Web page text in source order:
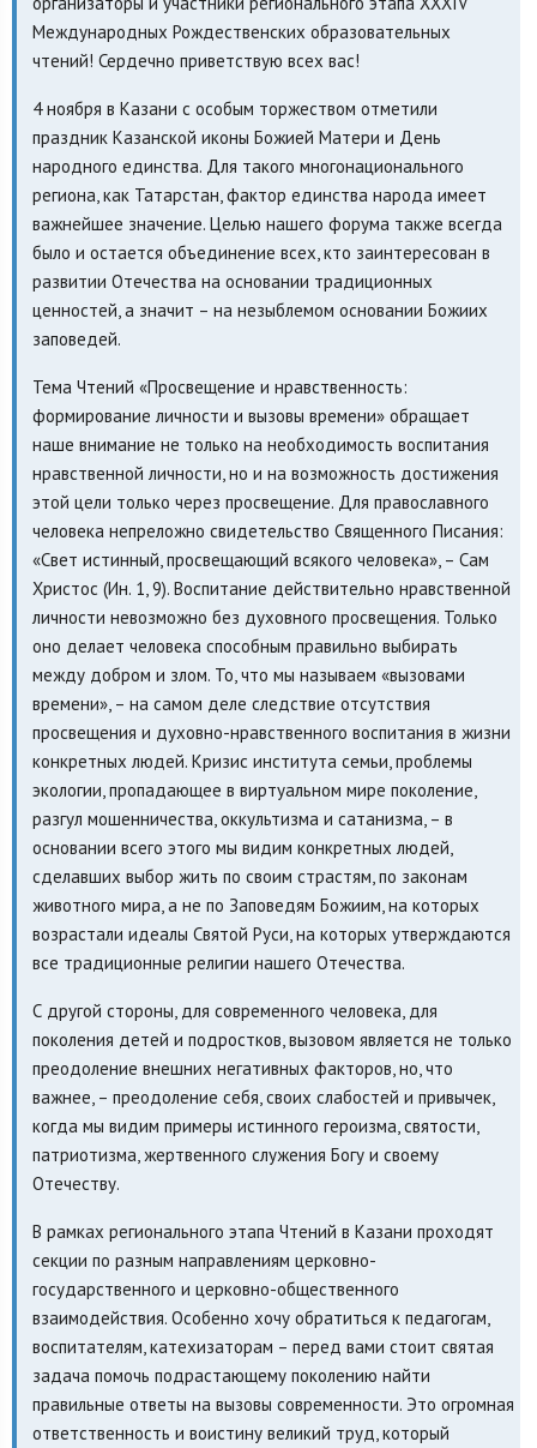
Международных Рождественских образовательных
чтений! Сердечно приветствую всех вас!
4 ноября в Казани с особым торжеством отметили
праздник Казанской иконы Божией Матери и День
народного единства. Для такого многонационального
региона, как Татарстан, фактор единства народа имеет
важнейшее значение. Целью нашего форума также всегда
было и остается объединение всех, кто заинтересован в
развитии Отечества на основании традиционных
ценностей, а значит – на незыблемом основании Божиих
заповедей.
Тема Чтений «Просвещение и нравственность:
формирование личности и вызовы времени» обращает
наше внимание не только на необходимость воспитания
нравственной личности, но и на возможность достижения
этой цели только через просвещение. Для православного
человека непреложно свидетельство Священного Писания:
«Свет истинный, просвещающий всякого человека», – Сам
Христос (Ин. 1, 9). Воспитание действительно нравственной
личности невозможно без духовного просвещения. Только
оно делает человека способным правильно выбирать
между добром и злом. То, что мы называем «вызовами
времени», – на самом деле следствие отсутствия
просвещения и духовно-нравственного воспитания в жизни
конкретных людей. Кризис института семьи, проблемы
экологии, пропадающее в виртуальном мире поколение,
разгул мошенничества, оккультизма и сатанизма, – в
основании всего этого мы видим конкретных людей,
сделавших выбор жить по своим страстям, по законам
животного мира, а не по Заповедям Божиим, на которых
возрастали идеалы Святой Руси, на которых утверждаются
все традиционные религии нашего Отечества.
С другой стороны, для современного человека, для
поколения детей и подростков, вызовом является не только
преодоление внешних негативных факторов, но, что
важнее, – преодоление себя, своих слабостей и привычек,
когда мы видим примеры истинного героизма, святости,
патриотизма, жертвенного служения Богу и своему
Отечеству.
В рамках регионального этапа Чтений в Казани проходят
секции по разным направлениям церковно-
государственного и церковно-общественного
взаимодействия. Особенно хочу обратиться к педагогам,
воспитателям, катехизаторам – перед вами стоит святая
задача помочь подрастающему поколению найти
правильные ответы на вызовы современности. Это огромная
ответственность и воистину великий труд, который